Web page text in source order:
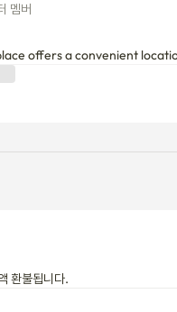
멤버
offers a convenient
환불됩니다.